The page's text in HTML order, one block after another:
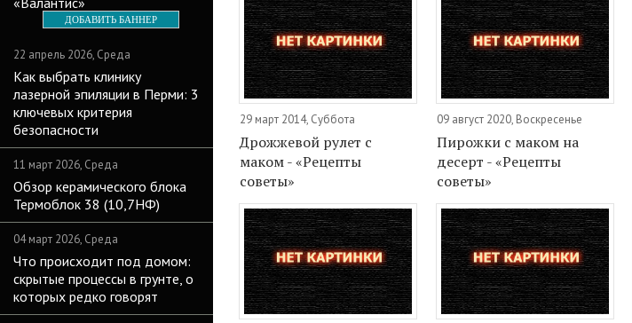
ДОБАВИТЬ БАННЕР
22 апрель 2026, Среда
Как выбрать клинику
лазерной эпиляции в Перми: 3
ключевых критерия
безопасности
11 март 2026, Среда
Обзор керамического блока
Термоблок 38 (10,7НФ)
04 март 2026, Среда
Что происходит под домом:
скрытые процессы в грунте, о
которых редко говорят
29 март 2014, Суббота
Дрожжевой рулет с
маком - «Рецепты
советы»
09 август 2020, Воскресенье
Пирожки с маком на
десерт - «Рецепты
советы»